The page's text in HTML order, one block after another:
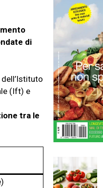
di
(Ift) e
tra le